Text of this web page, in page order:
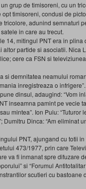
grup de timisoreni, cu un
opt timisoreni, condusi de
adunind semnaturi
in care au trecut.
14, mitingul PNT era in plina
partide si asociatii. Nica
cere ca FSN si
si demnitatea neamului
inregistreaza o
dinsul, adaugind: “Vom
inseamna pamint pe vecie
mintea”. Ion Puiu: “Tuturor
Dumitru Dinca: “Am eliminat
PNT, ajungand cu totii
473/1977, prin care
va fi inmanat spre difuzare
si “Forumul
scutieri cu bastoane